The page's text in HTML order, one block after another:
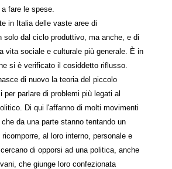
fare le spese.
in Italia delle vaste aree di
solo dal ciclo produttivo, ma anche, e di
vita sociale e culturale più generale. È in
si è verificato il cosiddetto riflusso.
di nuovo la teoria del piccolo
per parlare di problemi più legati al
Di qui l'affanno di molti movimenti
da una parte stanno tentando un
al loro interno, personale e
di opporsi ad una politica, anche
che giunge loro confezionata